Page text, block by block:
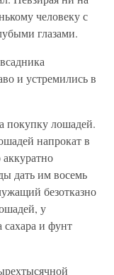
человеку с
глазами.
и устремились в
покупку лошадей.
напрокат в
дать им восемь
безотказно
у
сахара и фунт